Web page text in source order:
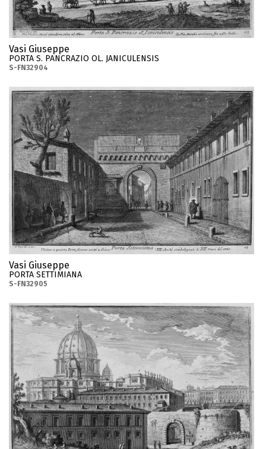
Vasi Giuseppe
PORTA S. PANCRAZIO OL. JANICULENSIS
S-FN32904
Vasi Giuseppe
PORTA SETTIMIANA
S-FN32905